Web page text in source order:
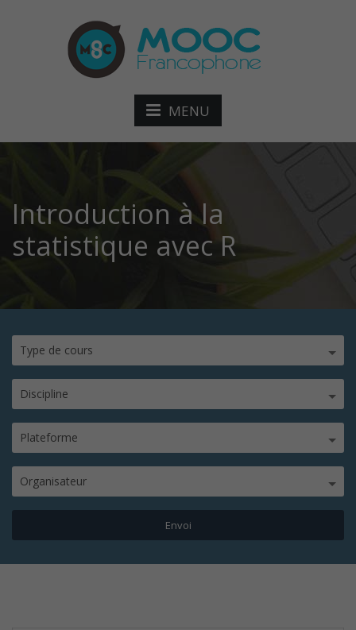
MENU
Introduction à la
statistique avec R
Type de cours
Discipline
Plateforme
Organisateur